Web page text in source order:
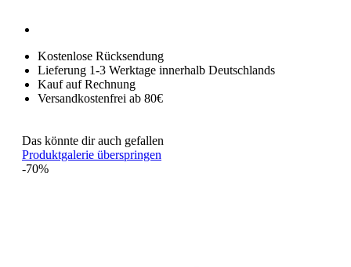
Kostenlose Rücksendung
Lieferung 1-3 Werktage innerhalb Deutschlands
Kauf auf Rechnung
Versandkostenfrei ab 80€
Das könnte dir auch gefallen
Produktgalerie überspringen
-70%